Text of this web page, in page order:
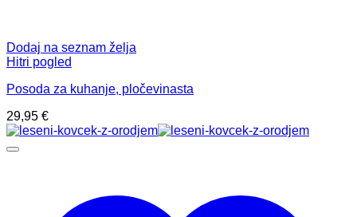
Dodaj na seznam želja
Hitri pogled
Posoda za kuhanje, pločevinasta
29,95 €